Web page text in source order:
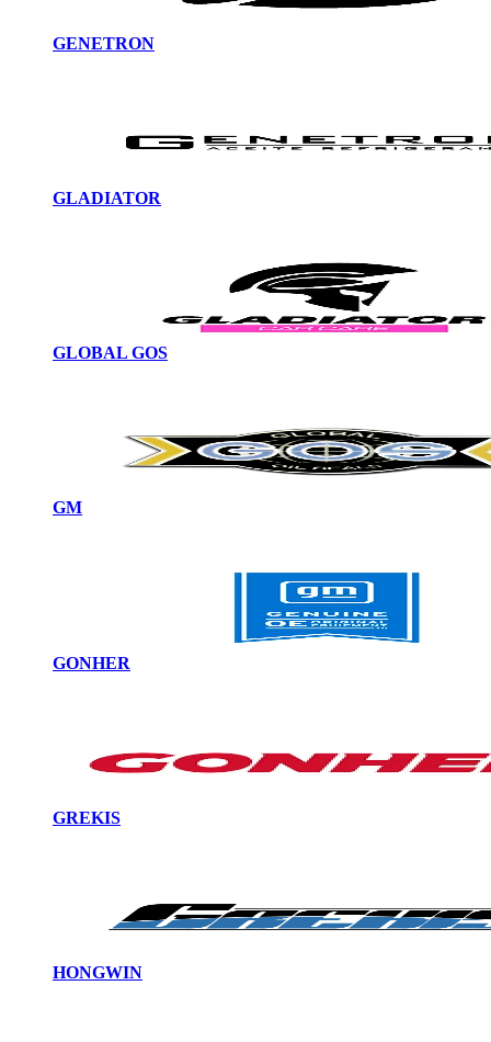
GENETRON
GLADIATOR
GLOBAL GOS
GM
GONHER
GREKIS
HONGWIN